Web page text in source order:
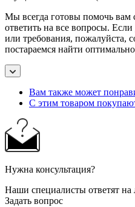
Мы всегда готовы помочь вам
ответить на все вопросы.
или требования,
постараемся найти
Вам также может
С этим товаром
Нужна консультация?
Наши специалисты ответят
Задать вопрос